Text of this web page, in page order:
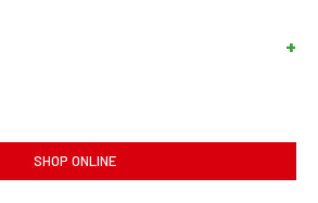
SHOP ONLINE